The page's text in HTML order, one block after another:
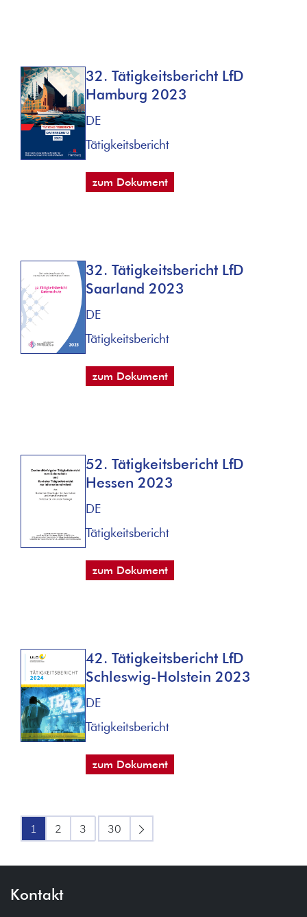
32. Tätigkeitsbericht LfD
Hamburg 2023
DE
Tätigkeitsbericht
zum Dokument
32. Tätigkeitsbericht LfD
Saarland 2023
DE
Tätigkeitsbericht
zum Dokument
52. Tätigkeitsbericht LfD
Hessen 2023
DE
Tätigkeitsbericht
zum Dokument
42. Tätigkeitsbericht LfD
Schleswig-Holstein 2023
DE
Tätigkeitsbericht
zum Dokument
1 2 3 30
Kontakt